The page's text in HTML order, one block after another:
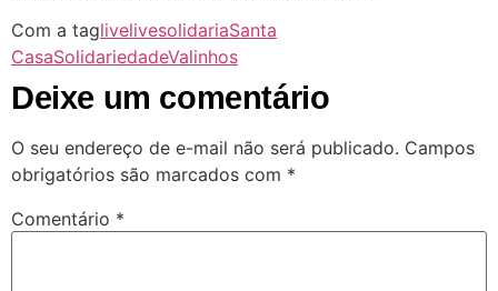
Com a taglivelivesolidariaSanta
CasaSolidariedadeValinhos
Deixe um comentário
O seu endereço de e-mail não será publicado. Campos
obrigatórios são marcados com *
Comentário *